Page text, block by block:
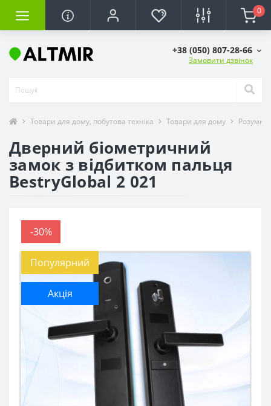
0
+38 (050) 807-28-66
Замовити дзвінок
Товари для дому, побутова техніка Товари для дому
Дверний біометричний
замок з відбитком пальця
BestryGlobal 2 021
-30%
Популярний
Акція